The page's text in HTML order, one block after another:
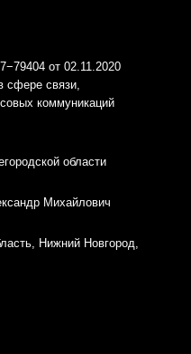
от 02.11.2020
сфере связи,
коммуникаций
области
Михайлович
Нижний Новгород,